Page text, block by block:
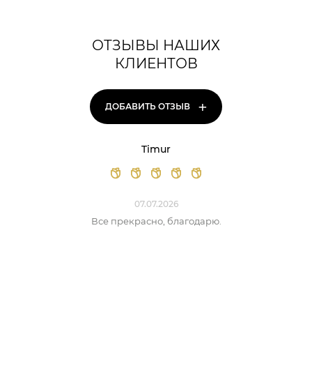
ОТЗЫВЫ НАШИХ
КЛИЕНТОВ
ДОБАВИТЬ ОТЗЫВ +
Timur
07.07.2026
Все прекрасно, благодарю.